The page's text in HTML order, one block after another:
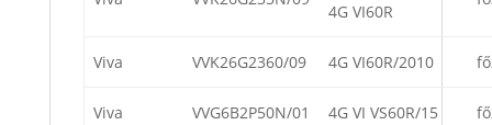
4G VI60R
Viva VVK26G2360/09 4G VI60R/2010
Viva VVG6B2P50N/01 4G VI VS60R/15